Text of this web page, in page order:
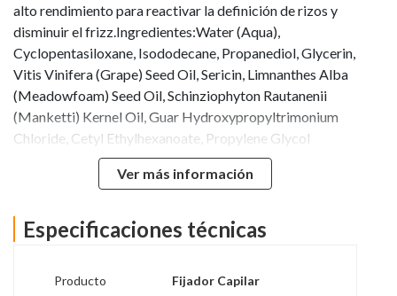
alto rendimiento para reactivar la definición de rizos y
disminuir el frizz.Ingredientes:Water (Aqua),
Cyclopentasiloxane, Isododecane, Propanediol, Glycerin,
Vitis Vinifera (Grape) Seed Oil, Sericin, Limnanthes Alba
(Meadowfoam) Seed Oil, Schinziophyton Rautanenii
(Manketti) Kernel Oil, Guar Hydroxypropyltrimonium
Chloride, Cetyl Ethylhexanoate, Propylene Glycol
Dibenzoate, Neopentyl Glycol Diheptanoate,
Benzophenone-4, Behentrimonium Chloride, C12-15
Chloride, Polyquaternium-7, Isopropyl Palmitate,
Ethylhexyl Salicylate,
Copolymer, Sorbitan Oleate, Magnesium Sulfate,
Ver más información
Especificaciones técnicas
Producto Fijador Capilar